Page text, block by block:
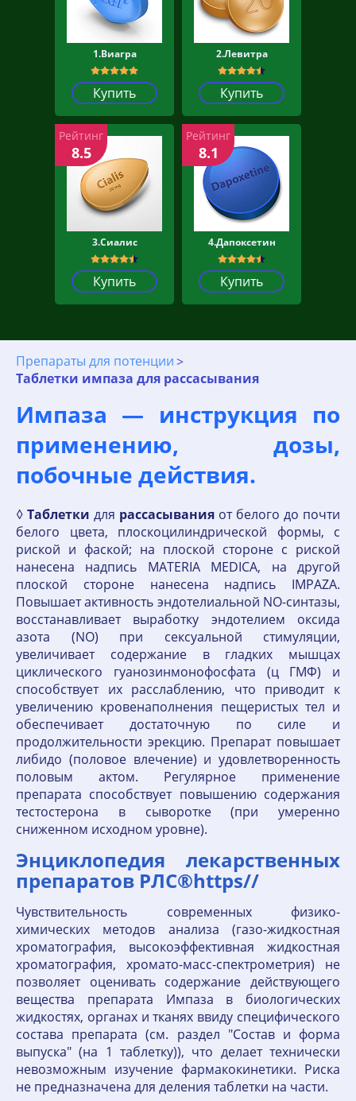
1.Виагра
Купить
2.Левитра
Купить
3.Сиалис
Купить
Рейтинг
8.5
4.Дапоксетин
Купить
Рейтинг
8.1
Препараты для потенции
Таблетки импаза для рассасывания
Импаза — инструкция по
применению, дозы,
побочные действия.
◊ Таблетки для рассасывания от белого до почти
белого цвета, плоскоцилиндрической формы, с
риской и фаской; на плоской стороне с риской
нанесена надпись MATERIA MEDICA, на другой
плоской стороне нанесена надпись IMPAZA.
Повышает активность эндотелиальной NO-синтазы,
восстанавливает выработку эндотелием оксида
азота (NO) при сексуальной стимуляции,
увеличивает содержание в гладких мышцах
циклического гуанозинмонофосфата (ц ГМФ) и
способствует их расслаблению, что приводит к
увеличению кровенаполнения пещеристых тел и
обеспечивает достаточную по силе и
продолжительности эрекцию. Препарат повышает
либидо (половое влечение) и удовлетворенность
половым актом. Регулярное применение
препарата способствует повышению содержания
тестостерона в сыворотке (при умеренно
сниженном исходном уровне).
Энциклопедия лекарственных
препаратов РЛС®https//
Чувствительность современных физико-
химических методов анализа (газо-жидкостная
хроматография, высокоэффективная жидкостная
хроматография, хромато-масс-спектрометрия) не
позволяет оценивать содержание действующего
вещества препарата Импаза в биологических
жидкостях, органах и тканях ввиду специфического
состава препарата (см. раздел "Состав и форма
выпуска" (на 1 таблетку)), что делает технически
невозможным изучение фармакокинетики. Риска
не предназначена для деления таблетки на части.